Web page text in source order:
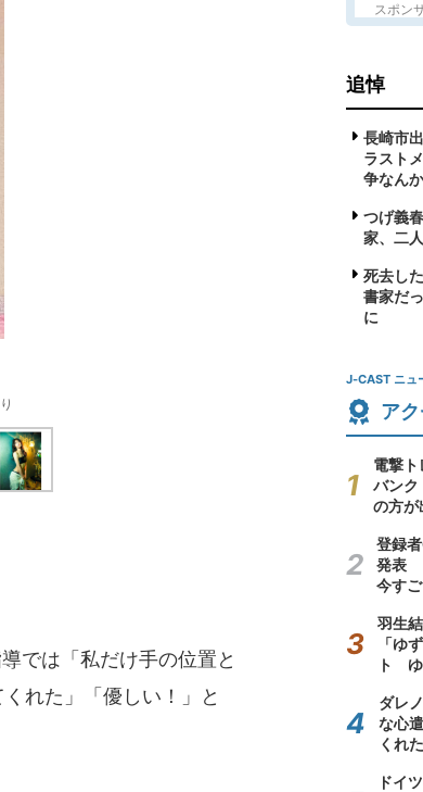
では「私だけ手の位置と
れた」「優しい！」と
スポン
追悼
長崎市
ラスト
争なん
つげ義
家、二
死去し
書家だ
に
J-CAST ニュ
ア
電撃ト
バンク
の方が
登録
発表
今す
羽生
「ゆ
ト ゆ
ダレ
な心
くれ
ドイ